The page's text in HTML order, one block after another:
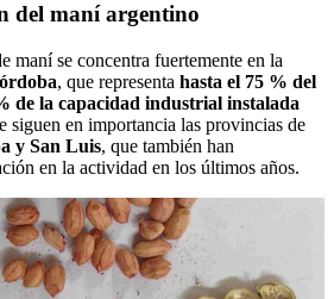
del maní argentino
maní se concentra fuertemente en la
, que representa hasta el 75 % del
de la capacidad industrial instalada
siguen en importancia las provincias de
y San Luis, que también han
en la actividad en los últimos años.